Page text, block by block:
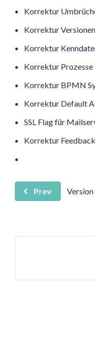
Korrektur
Korrektur
Korrektur
Korrektur Prozesse
Korrektur BPMN
Korrektur Default
SSL Flag für
Korrektur
Prev